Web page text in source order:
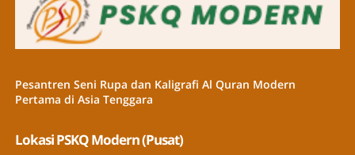
Pesantren Seni Rupa dan Kaligrafi Al Quran Modern
Pertama di Asia Tenggara
Lokasi PSKQ Modern (Pusat)